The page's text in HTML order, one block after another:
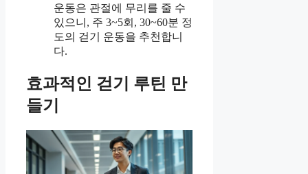
운동은 관절에 무리를 줄 수
있으니, 주 3~5회, 30~60분 정
도의 걷기 운동을 추천합니
다.
효과적인 걷기 루틴 만
들기